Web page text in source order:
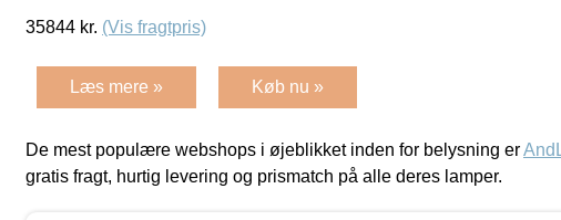
35844 kr. (Vis fragtpris)
Læs mere » Køb nu »
De mest populære webshops i øjeblikket inden for belysning er
gratis fragt, hurtig levering og prismatch på alle deres lamper.